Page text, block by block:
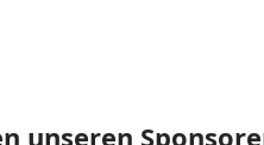
unseren